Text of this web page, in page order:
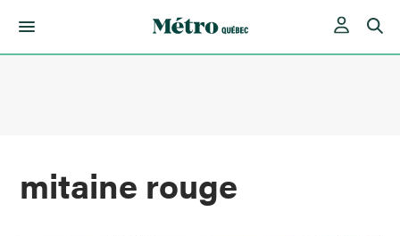
mitaine rouge